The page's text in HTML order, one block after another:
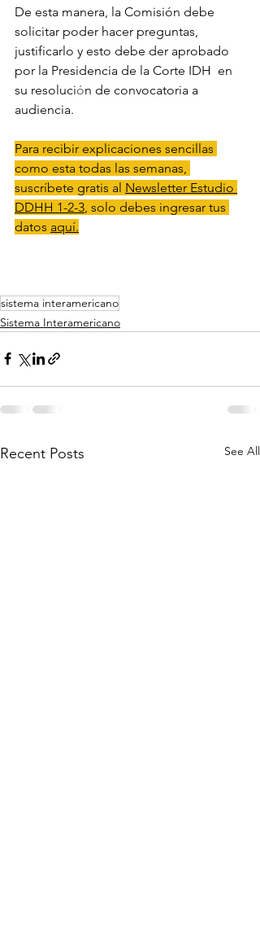
De esta manera, la Comisión debe
solicitar poder hacer preguntas,
justificarlo y esto debe der aprobado
por la Presidencia de la Corte IDH  en
su resolución de convocatoria a
audiencia.
Para recibir explicaciones sencillas
como esta todas las semanas,
suscríbete gratis al Newsletter Estudio
DDHH 1-2-3 , solo debes ingresar tus
datos aquí.
sistema interamericano
Sistema Interamericano
Recent Posts See All